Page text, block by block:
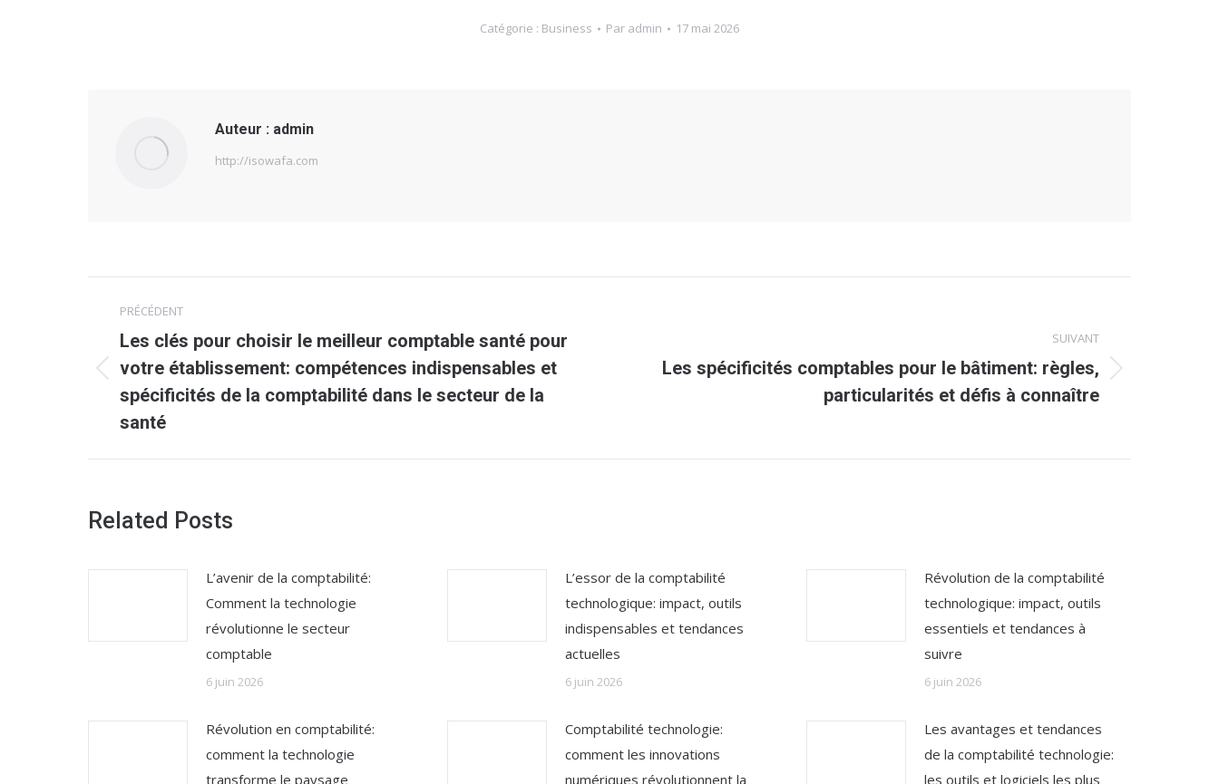
Catégorie : Business Par admin 17 mai 2026
Auteur : admin
http://isowafa.com
Navigation
article
PRÉCÉDENT
Article
précédent
:
Les clés pour choisir le meilleur comptable santé pour
votre établissement: compétences indispensables et
spécificités de la comptabilité dans le secteur de la
santé
SUIVANT
Article
Les spécificités comptables pour le bâtiment: règles,
particularités et défis à connaître
Related Posts
L’avenir de la comptabilité:
Comment la technologie
révolutionne le secteur
comptable
6 juin 2026
L’essor de la comptabilité
technologique: impact, outils
indispensables et tendances
actuelles
6 juin 2026
Révolution de la comptabilité
technologique: impact, outils
essentiels et tendances à
suivre
6 juin 2026
Révolution en comptabilité:
comment la technologie
transforme le paysage
Comptabilité technologie:
comment les innovations
numériques révolutionnent la
Les avantages et tendances
de la comptabilité technologie:
les outils et logiciels les plus